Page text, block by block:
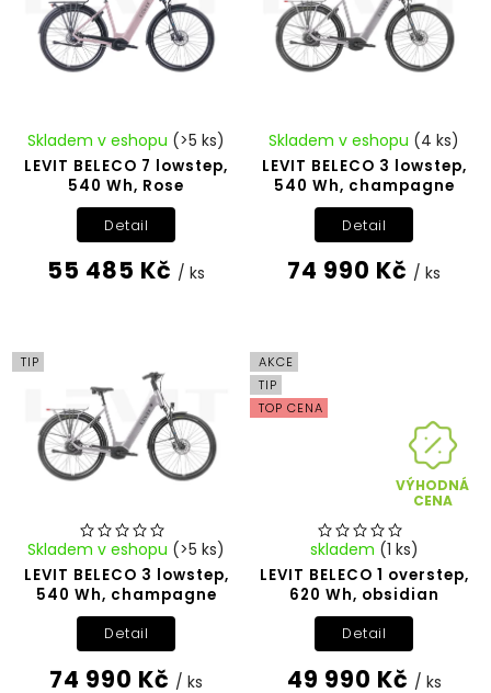
LEVIT BELECO 7 lowstep,
540 Wh, Rose
Skladem v eshopu (>5 ks)
55 485 Kč / ks
Detail
LEVIT BELECO 3 lowstep,
540 Wh, champagne
Skladem v eshopu (4 ks)
74 990 Kč / ks
Detail
TIP
LEVIT BELECO 3 lowstep,
540 Wh, champagne
Skladem v eshopu (>5 ks)
74 990 Kč / ks
Detail
AKCE
TIP
TOP CENA
VÝHODNÁ
CENA
LEVIT BELECO 1 overstep,
620 Wh, obsidian
skladem (1 ks)
49 990 Kč / ks
Detail